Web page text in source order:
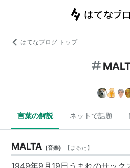
はてなブログ トップ
言葉の解説 ネットで話題
MALTA (音楽) 【 まるた】
1949年9月19日うまれのサック